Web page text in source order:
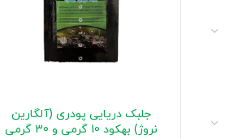
جلبک دریایی پودری (آلگارین
نروژ) بهکود 10 گرمی و 30 گرمی